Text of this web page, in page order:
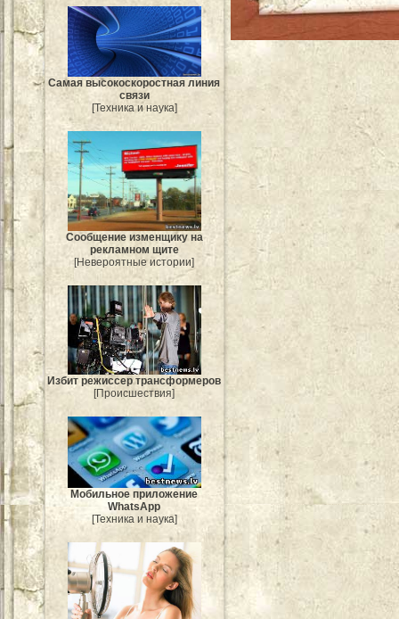
Самая высокоскоростная линия
связи
[Техника и наука]
Сообщение изменщику на
рекламном щите
[Невероятные истории]
Избит режиссер трансформеров
[Происшествия]
Мобильное приложение
WhatsApp
[Техника и наука]